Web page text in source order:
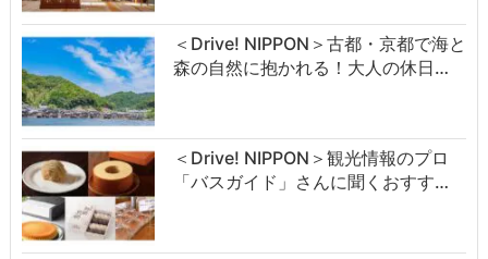
＜Drive! NIPPON＞古都・京都で海と
森の自然に抱かれる！大人の休日…
＜Drive! NIPPON＞観光情報のプロ
「バスガイド」さんに聞くおすす…